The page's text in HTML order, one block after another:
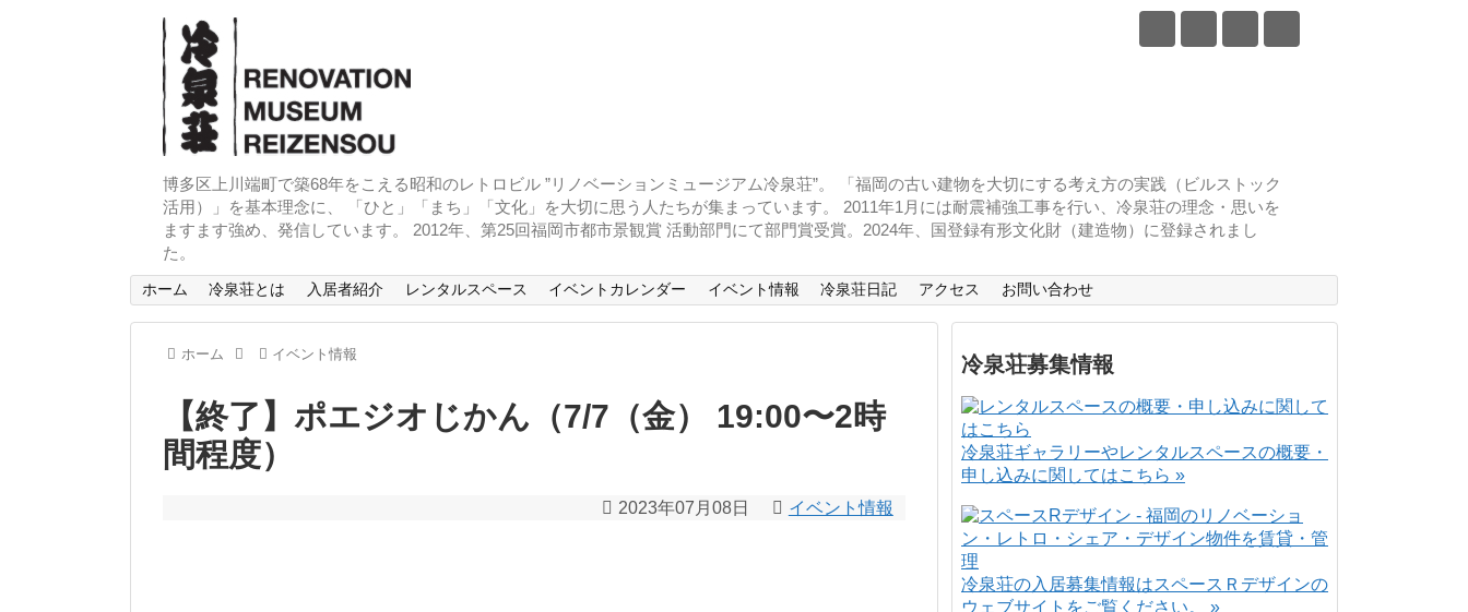
博多区上川端町で築68年をこえる昭和のレトロビル ”リノベーションミュージアム冷泉荘”。 「福岡の古い建物を大切にする考え方の実践（ビルストック
活用）」を基本理念に、 「ひと」「まち」「文化」を大切に思う人たちが集まっています。 2011年1月には耐震補強工事を行い、冷泉荘の理念・思いを
ますます強め、発信しています。 2012年、第25回福岡市都市景観賞 活動部門にて部門賞受賞。2024年、国登録有形文化財（建造物）に登録されまし
た。
ホーム 冷泉荘とは 入居者紹介 レンタルスペース イベントカレンダー イベント情報 冷泉荘日記 アクセス お問い合わせ
ホーム イベント情報
【終了】ポエジオじかん（7/7（金） 19:00〜2時
間程度）
2023年07月08日 イベント情報
冷泉荘募集情報
冷泉荘ギャラリーやレンタルスペースの概要・
申し込みに関してはこちら »
冷泉荘の入居募集情報はスペースＲデザインの
ウェブサイトをご覧ください。 »